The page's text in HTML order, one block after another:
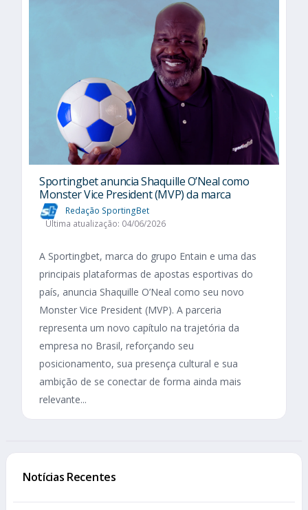
Sportingbet anuncia Shaquille O’Neal como
Monster Vice President (MVP) da marca
Redação SportingBet
Última atualização: 04/06/2026
A Sportingbet, marca do grupo Entain e uma das
principais plataformas de apostas esportivas do
país, anuncia Shaquille O’Neal como seu novo
Monster Vice President (MVP). A parceria
representa um novo capítulo na trajetória da
empresa no Brasil, reforçando seu
posicionamento, sua presença cultural e sua
ambição de se conectar de forma ainda mais
relevante...
Notícias Recentes